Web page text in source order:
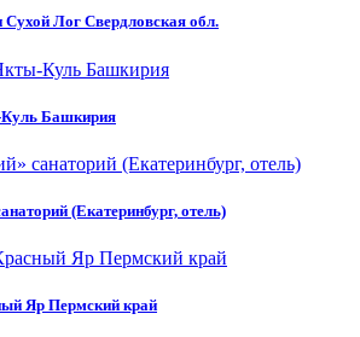
Лог Свердловская обл.
Башкирия
(Екатеринбург, отель)
Яр Пермский край